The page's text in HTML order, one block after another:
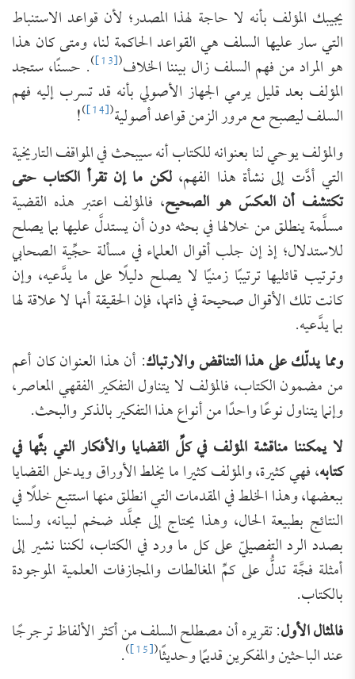
يجيبك المؤلف بأنه لا حاجة لهذا المصدر؛ لأن قواعد الاستنباط
التي سار عليها السلف هي القواعد الحاكمة لنا، ومتى كان هذا
هو المراد من فهم السلف زال بيننا الخلاف(
[13]
). حسنًا، ستجد
المؤلف بعد قليل يرمي الجهاز الأصولي بأنه قد تسرب إليه فهم
السلف ليصبح مع مرور الزمن قواعد أصولية(
[14]
)
!
والمؤلف يوحي لنا بعنوانه للكتاب أنه سيبحث في المواقف التاريخية
التي أدَّت إلى نشأة هذا الفهم،لكن ما إن تقرأ الكتاب حتى
تكتشف أن العكسَ هو الصحيح، فالمؤلف اعتبر هذه القضية
مسلَّمة ينطلق من خلالها في بحثه دون أن يستدلَّ عليها بما يصلح
للاستدلال؛ إذ إن جلب أقوال العلماء في مسألة حجِّية الصحابي
وترتيب قائليها ترتيبًا زمنيًا لا يصلح دليلًا على ما يدَّعيه، وإن
كانت تلك الأقوال صحيحة في ذاتها، فإن الحقيقة أنها لا علاقة لها
بما يدَّعيه.
ومما يدلّك على هذا التناقض والارتباك: أن هذا العنوان كان أعم
من مضمون الكتاب، فالمؤلف لا يتناول التفكير الفقهي المعاصر،
وإنما يتناول نوعًا واحدًا من أنواع هذا التفكير بالذكر والبحث.
لا يمكننا مناقشة المؤلف في كلِّ القضايا والأفكار التي بثَّها في
كتابه، فهي كثيرة، والمؤلف كثيرا ما يخلط الأوراق ويدخل القضايا
ببعضها، وهذا الخلط في المقدمات التي انطلق منها استتبع خللًا في
النتائج بطبيعة الحال، وهذا يحتاج إلى مجلَّد ضخم لبيانه، ولسنا
بصدد الرد التفصيليّ على كل ما ورد في الكتاب، لكننا نشير إلى
أمثلة فجَّة تدلُّ على كمِّ المغالطات والمجازفات العلمية الموجودة
بالكتاب.
فالمثال الأول: تقريره أن مصطلح السلف من أكثر الألفاظ ترجرجًا
عند الباحثين والمفكرين قديمًا وحديثًا(
[15]
)
.